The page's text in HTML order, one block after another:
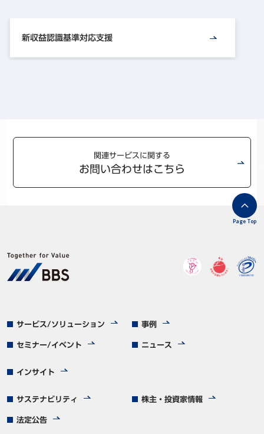
新収益認識基準対応支援
関連サービスに関する
お問い合わせはこちら
サービス/ソリューション 事例
セミナー/イベント ニュース
インサイト
サステナビリティ 株主・投資家情報
法定公告
Page Top